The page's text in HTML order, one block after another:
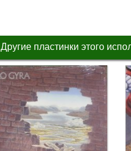
Другие пластинки этого